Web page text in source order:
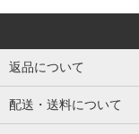
返品について
配送・送料について